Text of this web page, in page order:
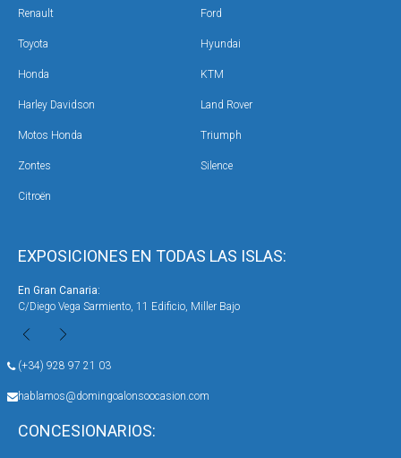
EXPOSICIONES EN TODAS LAS ISLAS:
En Gran Canaria:
C/Diego Vega Sarmiento, 11 Edificio, Miller Bajo
(+34) 928 97 21 03
hablamos@domingoalonsoocasion.com
CONCESIONARIOS:
Renault Ford
Toyota Hyundai
Honda KTM
Harley Davidson Land Rover
Motos Honda Triumph
Zontes Silence
Citroën